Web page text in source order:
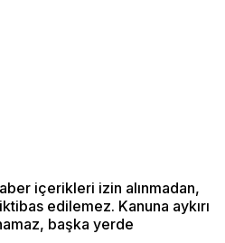
içerikleri izin alınmadan,
edilemez. Kanuna aykırı
başka yerde